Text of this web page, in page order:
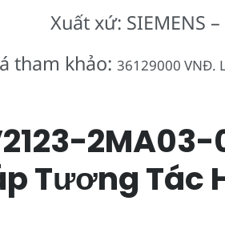
Xuất xứ: SIEMENS –
tham khảo: 36129000 VNĐ.
2MA03-
Tương